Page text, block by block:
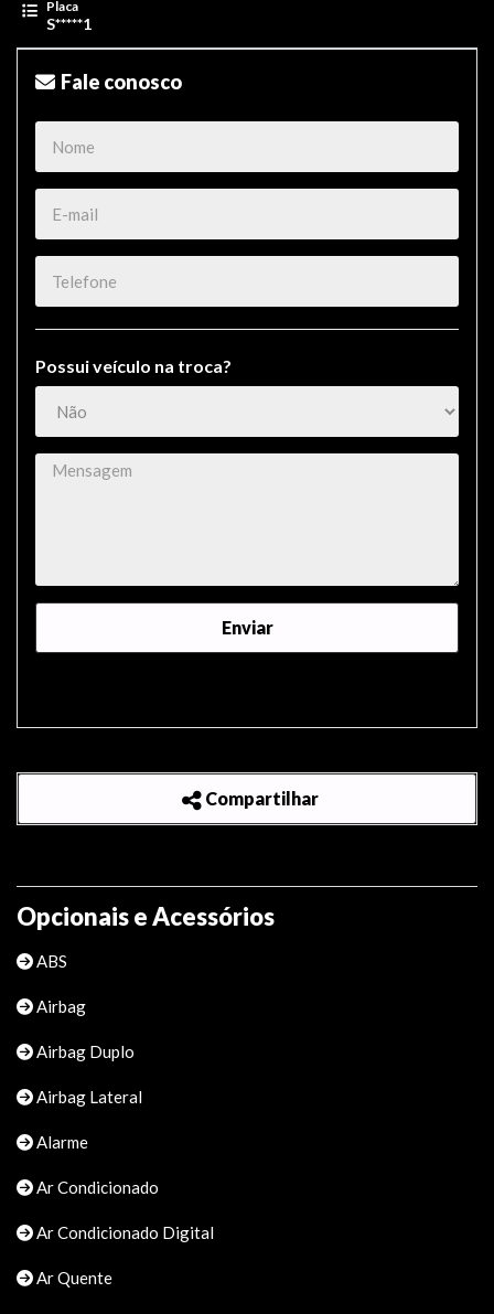
Placa
S*****1
Fale conosco
Possui veículo na troca?
Compartilhar
Opcionais e Acessórios
ABS
Airbag
Airbag Duplo
Airbag Lateral
Alarme
Ar Condicionado
Ar Condicionado Digital
Ar Quente